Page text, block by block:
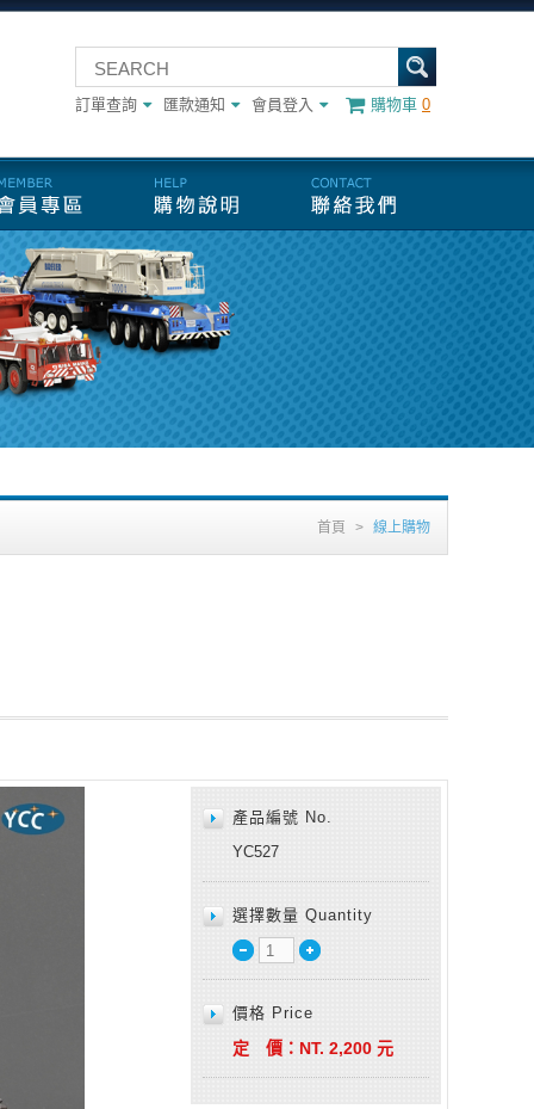
訂單查詢 匯款通知 會員登入 購物車 0
首頁 > 線上購物
產品編號 No.
YC527
選擇數量 Quantity
價格 Price
定 價： NT. 2,200 元